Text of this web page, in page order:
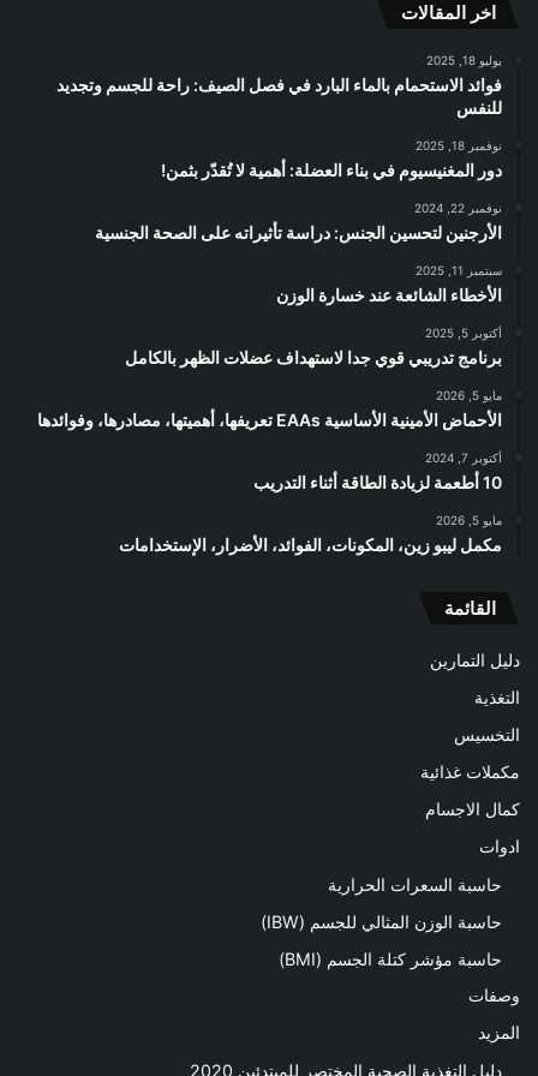
اخر المقالات
يوليو 18, 2025
فوائد الاستحمام بالماء البارد في فصل الصيف: راحة للجسم وتجديد
للنفس
نوفمبر 18, 2025
دور المغنيسيوم في بناء العضلة: أهمية لا تُقدّر بثمن!
نوفمبر 22, 2024
الأرجنين لتحسين الجنس: دراسة تأثيراته على الصحة الجنسية
سبتمبر 11, 2025
الأخطاء الشائعة عند خسارة الوزن
أكتوبر 5, 2025
برنامج تدريبي قوي جدا لاستهداف عضلات الظهر بالكامل
مايو 5, 2026
الأحماض الأمينية الأساسية EAAs تعريفها، أهميتها، مصادرها، وفوائدها
أكتوبر 7, 2024
10 أطعمة لزيادة الطاقة أثناء التدريب
مايو 5, 2026
مكمل ليبو زين، المكونات، الفوائد، الأضرار، الإستخدامات
القائمة
دليل التمارين
التغذية
التخسيس
مكملات غذائية
كمال الاجسام
ادوات
حاسبة السعرات الحرارية
حاسبة الوزن المثالي للجسم (IBW)
حاسبة مؤشر كتلة الجسم (BMI)
وصفات
المزيد
دليل التغذية الصحية المختصر للمبتدئين 2020​